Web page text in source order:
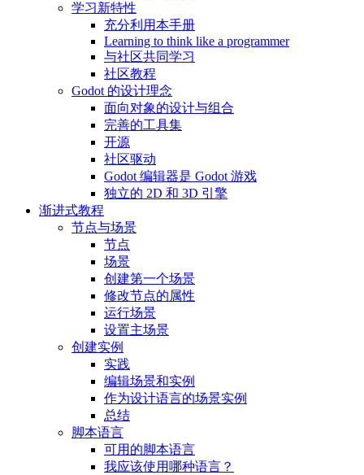
学习新特性
充分利用本手册
Learning to think like a programmer
与社区共同学习
社区教程
Godot 的设计理念
面向对象的设计与组合
完善的工具集
开源
社区驱动
Godot 编辑器是 Godot 游戏
独立的 2D 和 3D 引擎
渐进式教程
节点与场景
节点
场景
创建第一个场景
修改节点的属性
运行场景
设置主场景
创建实例
实践
编辑场景和实例
作为设计语言的场景实例
总结
脚本语言
可用的脚本语言
我应该使用哪种语言？